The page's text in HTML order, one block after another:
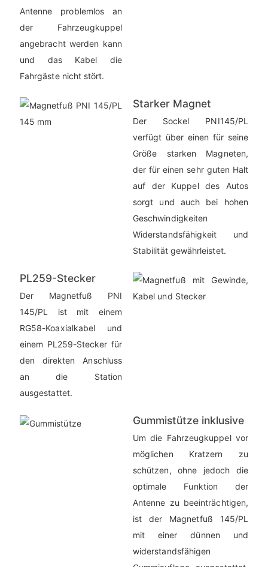
Antenne problemlos an
der Fahrzeugkuppel
angebracht werden kann
und das Kabel die
Fahrgäste nicht stört.
Starker Magnet
Der Sockel PNI145/PL
verfügt über einen für seine
Größe starken Magneten,
der für einen sehr guten Halt
auf der Kuppel des Autos
sorgt und auch bei hohen
Geschwindigkeiten
Widerstandsfähigkeit und
Stabilität gewährleistet.
PL259-Stecker
Der Magnetfuß PNI
145/PL ist mit einem
RG58-Koaxialkabel und
einem PL259-Stecker für
den direkten Anschluss
an die Station
ausgestattet.
Gummistütze inklusive
Um die Fahrzeugkuppel vor
möglichen Kratzern zu
schützen, ohne jedoch die
optimale Funktion der
Antenne zu beeinträchtigen,
ist der Magnetfuß 145/PL
mit einer dünnen und
widerstandsfähigen